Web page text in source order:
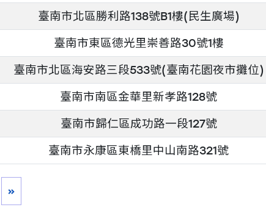
臺南市北區勝利路138號B1樓(民生廣場)
臺南市東區德光里崇善路30號1樓
臺南市北區海安路三段533號(臺南花園夜市攤位)
臺南市南區金華里新孝路128號
臺南市歸仁區成功路一段127號
臺南市永康區東橋里中山南路321號
»